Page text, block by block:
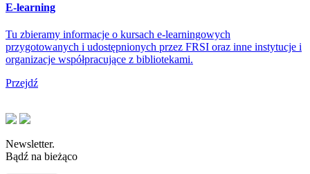
E-learning
Tu zbieramy informacje o kursach e-learningowych
przygotowanych i udostępnionych przez FRSI oraz inne instytucje i
organizacje współpracujące z bibliotekami.
Przejdź
Newsletter.
Bądź na bieżąco